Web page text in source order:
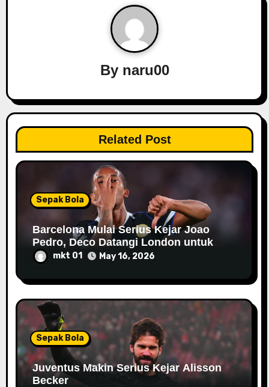
t
o
By naru00
Related Post
Sepak Bola
Barcelona Mulai Serius Kejar Joao
Pedro, Deco Datangi London untuk
Negosiasi
mkt 01 May 16, 2026
Sepak Bola
Juventus Makin Serius Kejar Alisson
Becker